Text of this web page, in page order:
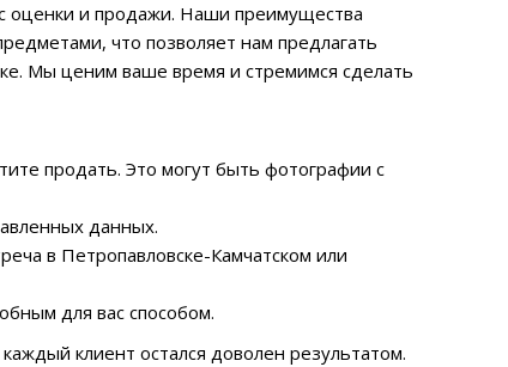
оценки и продажи. Наши преимущества
что позволяет нам предлагать
Мы ценим ваше время и стремимся сделать
продать. Это могут быть фотографии с
данных.
в Петропавловске-Камчатском или
для вас способом.
клиент остался доволен результатом.